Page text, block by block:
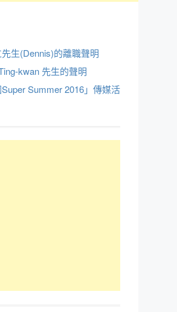
生(Dennis)的離職聲明
kwan 先生的聲明
Summer 2016」傳媒活